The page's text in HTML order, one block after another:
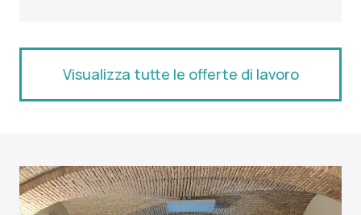
Visualizza tutte le offerte di lavoro